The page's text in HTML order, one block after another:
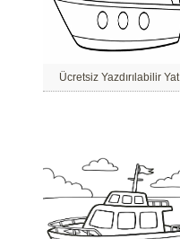
Ücretsiz Yazdırılabilir Yat